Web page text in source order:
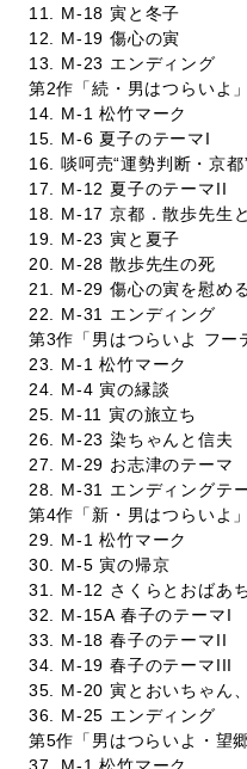
11. M-18 寅と冬子
12. M-19 傷心の寅
13. M-23 エンディング
第2作「続・男はつらいよ」
14. M-1 松竹マーク
15. M-6 夏子のテーマI
16. 啖呵売“運勢判断・京都
17. M-12 夏子のテーマII
18. M-17 京都．散歩先生
19. M-23 寅と夏子
20. M-28 散歩先生の死
21. M-29 傷心の寅を慰め
22. M-31 エンディング
第3作「男はつらいよ フー
23. M-1 松竹マーク
24. M-4 寅の縁談
25. M-11 寅の旅立ち
26. M-23 染ちゃんと信夫
27. M-29 お志津のテーマ
28. M-31 エンディングテ
第4作「新・男はつらいよ」
29. M-1 松竹マーク
30. M-5 寅の帰京
31. M-12 さくらとおばあ
32. M-15A 春子のテーマI
33. M-18 春子のテーマII
34. M-19 春子のテーマIII
35. M-20 寅とおいちゃん
36. M-25 エンディング
第5作「男はつらいよ・望郷